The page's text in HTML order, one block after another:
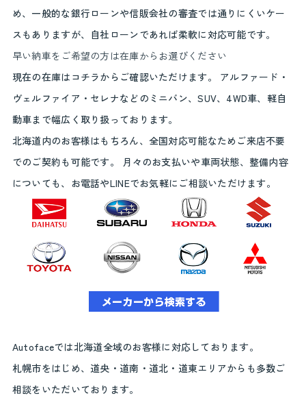
め、一般的な銀行ローンや信販会社の審査では通りにくいケー
スもありますが、自社ローンであれば柔軟に対応可能です。
早い納車をご希望の方は在庫からお選びください
現在の在庫はコチラからご確認いただけます。 アルファード・
ヴェルファイア・セレナなどのミニバン、SUV、4WD車、軽自
動車まで幅広く取り扱っております。
北海道内のお客様はもちろん、全国対応可能なためご来店不要
でのご契約も可能です。 月々のお支払いや車両状態、整備内容
についても、お電話やLINEでお気軽にご相談いただけます。
Autofaceでは北海道全域のお客様に対応しております。
札幌市をはじめ、道央・道南・道北・道東エリアからも多数ご
相談をいただいております。